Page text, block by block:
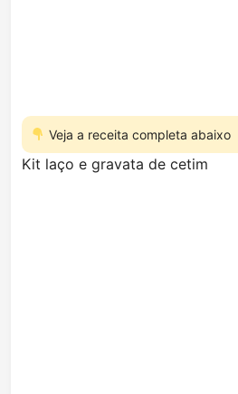
Veja a receita completa abaixo
Kit laço e gravata de cetim